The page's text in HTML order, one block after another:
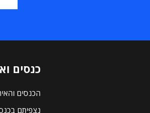
כנסים
הכנסים
נצפיתם